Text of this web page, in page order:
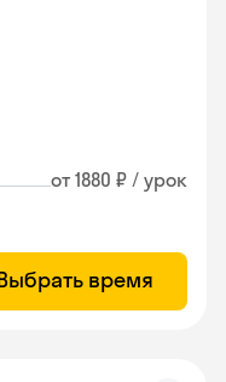
от 1880 ₽ / урок
время